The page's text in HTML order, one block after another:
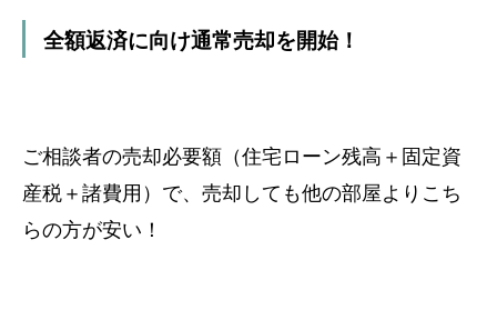
全額返済に向け通常売却を開始！
ご相談者の売却必要額（住宅ローン残高＋固定資
産税＋諸費用）で、 売却しても他の部屋よりこち
らの方が安い！